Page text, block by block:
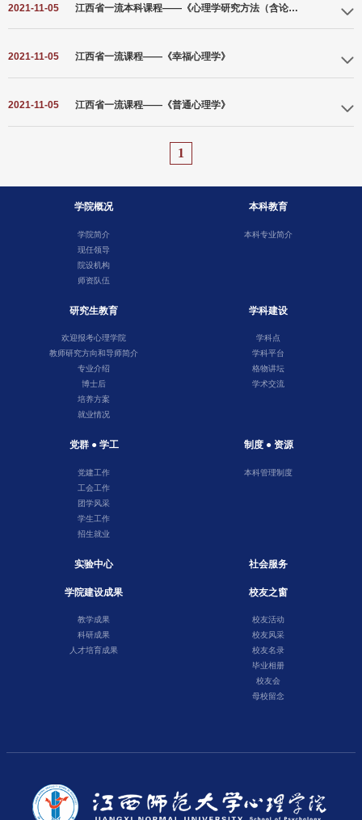
2021-11-05 江西省一流本科课程——《心理学研究方法（含论文写作规范）》
2021-11-05 江西省一流课程——《幸福心理学》
2021-11-05 江西省一流课程——《普通心理学》
1
学院概况
学院简介
现任领导
院设机构
师资队伍
本科教育
本科专业简介
研究生教育
欢迎报考心理学院
教师研究方向和导师简介
专业介绍
博士后
培养方案
就业情况
学科建设
学科点
学科平台
格物讲坛
学术交流
党群 ● 学工
党建工作
工会工作
团学风采
学生工作
招生就业
制度 ● 资源
本科管理制度
实验中心 社会服务
学院建设成果
教学成果
科研成果
人才培育成果
校友之窗
校友活动
校友风采
校友名录
毕业相册
校友会
母校留念